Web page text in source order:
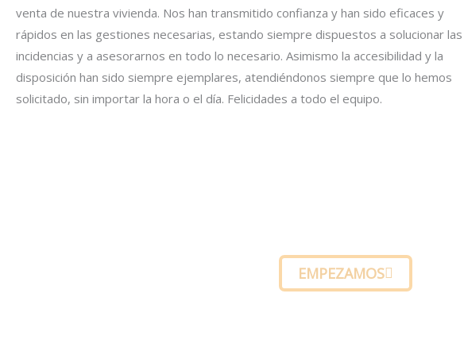
venta de nuestra vivienda. Nos han transmitido confianza y han sido eficaces y
rápidos en las gestiones necesarias, estando siempre dispuestos a solucionar las
incidencias y a asesorarnos en todo lo necesario. Asimismo la accesibilidad y la
disposición han sido siempre ejemplares, atendiéndonos siempre que lo hemos
solicitado, sin importar la hora o el día. Felicidades a todo el equipo.
EMPEZAMOS